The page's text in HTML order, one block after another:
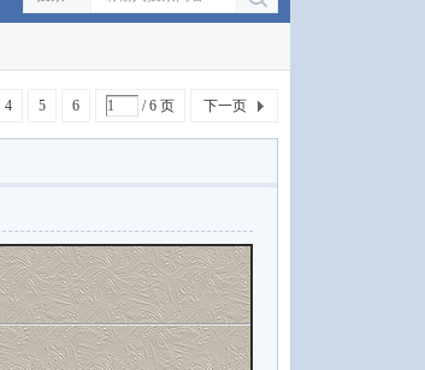
4 5 6 / 6 页 下一页